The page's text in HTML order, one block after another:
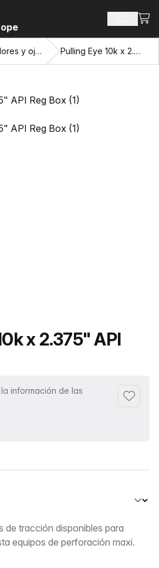
Buscar
Ver
Adaptadores y ojos de extracción Pulling Eye 10k x 2.375" API Reg Box
producto
x 2.375" API
información de las
Añadir
de tracción disponibles para
equipos de perforación maxi.